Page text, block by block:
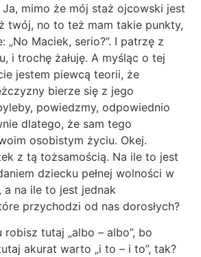
mimo że mój staż ojcowski jest
twój, no to też mam takie punkty,
„No Maciek, serio?”. I patrzę z
i trochę żałuję. A myśląc o tej
jestem piewcą teorii, że
bierze się z jego
powiedzmy, odpowiednio
dlatego, że sam tego
osobistym życiu. Okej.
z tą tożsamością. Na ile to jest
dziecku pełnej wolności w
a na ile to jest jednak
przychodzi od nas dorosłych?
robisz tutaj „albo – albo”, bo
akurat warto „i to – i to”, tak?